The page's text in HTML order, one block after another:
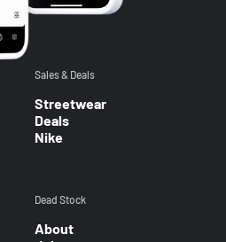
Sales & Deals
Streetwear
Deals
Nike
Dead Stock
About